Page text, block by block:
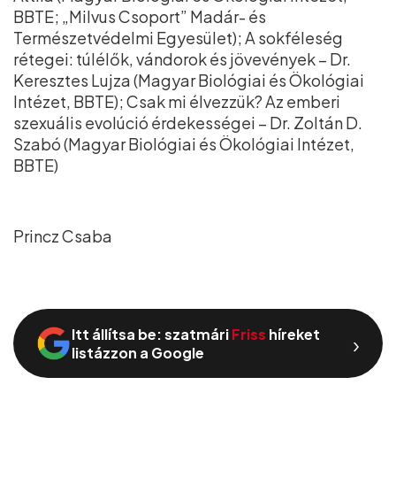
BBTE; „Milvus Csoport” Madár- és
Természetvédelmi Egyesület); A sokféleség
rétegei: túlélők, vándorok és jövevények – Dr.
Keresztes Lujza (Magyar Biológiai és Ökológiai
Intézet, BBTE); Csak mi élvezzük? Az emberi
szexuális evolúció érdekességei – Dr. Zoltán D.
Szabó (Magyar Biológiai és Ökológiai Intézet,
BBTE)
Princz Csaba
Itt állítsa be: szatmáriFriss híreket
listázzon a Google
›